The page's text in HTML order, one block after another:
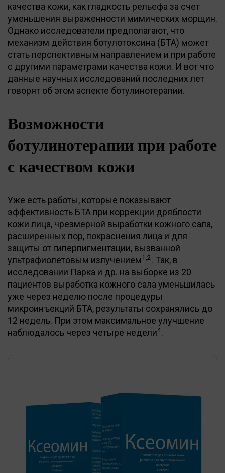
качества кожи, как гладкость рельефа за счет
уменьшения выраженности мимических морщин.
Однако исследователи предполагают, что
механизм действия ботулотоксина (БТА) может
стать перспективным направлением и при работе
с другими параметрами качества кожи. И вот что
данные научных исследований последних лет
говорят об этом аспекте ботулинотерапии.
Возможности
ботулинотерапии при работе
с качеством кожи
Уже есть работы, которые показывают
эффективность БТА при коррекции дряблости
кожи лица, чрезмерной выработки кожного сала,
расширенных пор, покраснения лица и для
защиты от гиперпигментации, вызванной
ультрафиолетовым излучением1,2. Так, в
исследовании Парка и др. на выборке из 20
пациентов выработка кожного сала уменьшилась
уже через неделю после процедуры
микроинъекций БТА, результаты сохранялись до
12 недель. При этом максимальное улучшение
наблюдалось через четыре недели4.